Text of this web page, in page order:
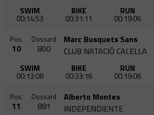
SWIM
00:14:53
BIKE
00:31:11
RUN
00:19:06
Pos.
10
Dossard
800
Marc Busquets Sans
CLUB NATACIÓ CALELLA
SWIM
00:13:08
BIKE
00:33:16
RUN
00:19:06
Pos.
11
Dossard
881
Alberto Montes
INDEPENDIENTE